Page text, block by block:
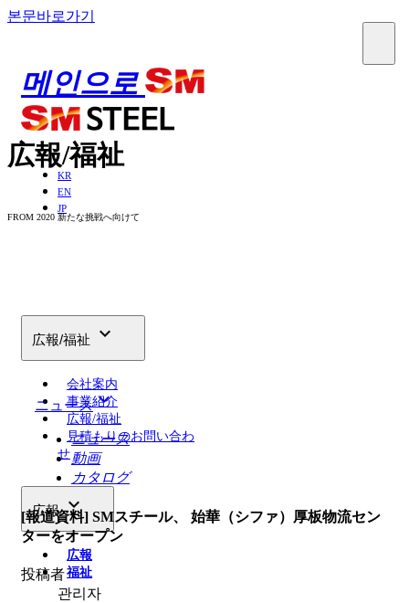
본문바로가기
메인으로
KR
EN
JP
広報/福祉
FROM 2020 新たな挑戦へ向けて
広報/福祉 
会社案内
事業紹介
広報/福祉
見積もりのお問い合わ
せ
広報
広報
福祉
ニュースkeyboard_arrow_down
ニュース
動画
カタログ
[報道資料] SMスチール、 始華（シファ）厚板物流セン
ターをオープン
投稿者
관리자